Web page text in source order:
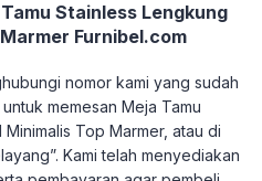
Stainless Lengkung
Furnibel.com
nomor kami yang sudah
memesan Meja Tamu
Top Marmer, atau di
Kami telah menyediakan